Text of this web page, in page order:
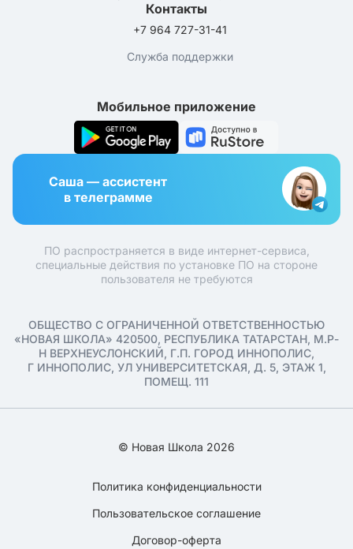
Контакты
+7 964 727-31-41
Служба поддержки
Мобильное приложение
Саша — ассистент
в телеграмме
ПО распространяется в виде интернет-сервиса,
специальные действия по установке ПО на стороне
пользователя не требуются
ОБЩЕСТВО С ОГРАНИЧЕННОЙ ОТВЕТСТВЕННОСТЬЮ
«НОВАЯ ШКОЛА» 420500, РЕСПУБЛИКА ТАТАРСТАН, М.Р-
Н ВЕРХНЕУСЛОНСКИЙ, Г.П. ГОРОД ИННОПОЛИС,
Г ИННОПОЛИС, УЛ УНИВЕРСИТЕТСКАЯ, Д. 5, ЭТАЖ 1,
ПОМЕЩ. 111
© Новая Школа 2026
Политика конфиденциальности
Пользовательское соглашение
Договор-оферта